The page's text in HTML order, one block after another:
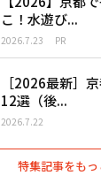
こ！水遊び...
2026.7.23 PR
［2026最新］
12選（後...
2026.7.22
特集記事をも